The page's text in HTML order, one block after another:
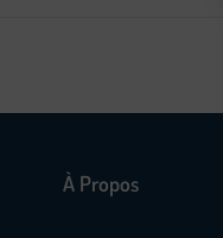
À Propos